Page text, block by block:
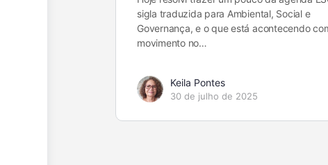
sigla traduzida para Ambiental, Social e
Governança, e o que está acontecendo
movimento no…
Keila Pontes
30 de julho de 2025